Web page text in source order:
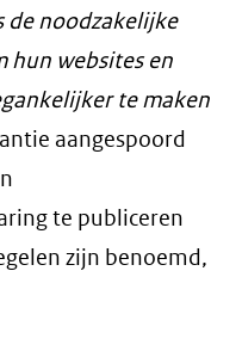
de noodzakelijke
hun websites en
te maken
aangespoord
te publiceren
zijn benoemd,